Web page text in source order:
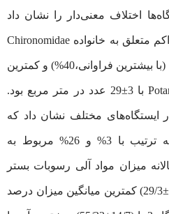
اختلاف معنی‌‌دار را نشان داد
(05/0p<). همچنین بیشترین تراکم متعلق به خانواده Chironomidae
با 222±13286 عدد در متر مربع (با بیشترین فراوانی،40%) و کمترین
تراکم متعلق به خانواده Potamidae با 3±29 عدد در متر مربع بود.
ایستگاه‌‌های مختلف نشان داد که
کمترین و بیشترین فراوانی به ترتیب با 3% و 26% مربوط به
سالانه میزان مواد آلی رسوبات بستر
نشان داد که ایستگاه 1 با (58/0±29/3) کمترین میانگین میزان درصد